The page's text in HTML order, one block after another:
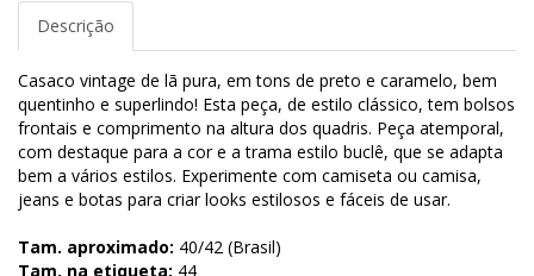
Descrição
Casaco vintage de lã pura, em tons de preto e caramelo, bem
quentinho e superlindo! Esta peça, de estilo clássico, tem bolsos
frontais e comprimento na altura dos quadris. Peça atemporal,
com destaque para a cor e a trama estilo buclê, que se adapta
bem a vários estilos. Experimente com camiseta ou camisa,
jeans e botas para criar looks estilosos e fáceis de usar.
Tam. aproximado: 40/42 (Brasil)
Tam. na etiqueta: 44